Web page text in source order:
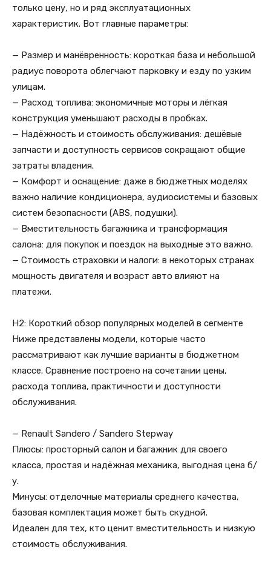
только цену, но и ряд эксплуатационных
характеристик. Вот главные параметры:
— Размер и манёвренность: короткая база и небольшой
радиус поворота облегчают парковку и езду по узким
улицам.
— Расход топлива: экономичные моторы и лёгкая
конструкция уменьшают расходы в пробках.
— Надёжность и стоимость обслуживания: дешёвые
запчасти и доступность сервисов сокращают общие
затраты владения.
— Комфорт и оснащение: даже в бюджетных моделях
важно наличие кондиционера, аудиосистемы и базовых
систем безопасности (ABS, подушки).
— Вместительность багажника и трансформация
салона: для покупок и поездок на выходные это важно.
— Стоимость страховки и налоги: в некоторых странах
мощность двигателя и возраст авто влияют на
платежи.
H2: Короткий обзор популярных моделей в сегменте
Ниже представлены модели, которые часто
рассматривают как лучшие варианты в бюджетном
классе. Сравнение построено на сочетании цены,
расхода топлива, практичности и доступности
обслуживания.
— Renault Sandero / Sandero Stepway
Плюсы: просторный салон и багажник для своего
класса, простая и надёжная механика, выгодная цена б/
у.
Минусы: отделочные материалы среднего качества,
базовая комплектация может быть скудной.
Идеален для тех, кто ценит вместительность и низкую
стоимость обслуживания.